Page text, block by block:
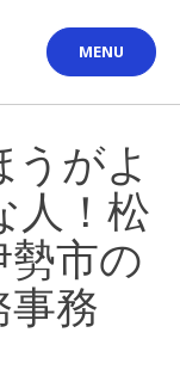
MENU
がよ
人！松
勢市の
事務